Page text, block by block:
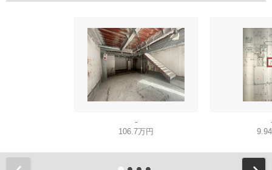
-
106.7万円